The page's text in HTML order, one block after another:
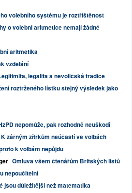
volebního systému je roztříštěnost
o volební aritmetice nemají žádné
aritmetika
vzdělání
legalita a nevoličská tradice
roztrženého lístku stejný výsledek jako
nepomůže, pak rozhodně neuškodí
K zářným zítřkům neúčastí ve volbách
k volbám nepůjdu
Omluva všem čtenářům Britských listů
nepoučitelní
jsou důležitější než matematika